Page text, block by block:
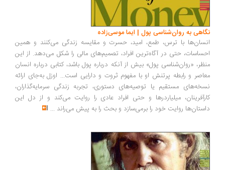
به روان‌شناسی پول | ایما موسی‌زاده
با ترس، طمع، امید، حسرت و مقایسه زندگی می‌کنند و همین
حتی در آگاه‌ترین افراد، تصمیم‌های مالی را شکل می‌دهد. از این
«روان‌شناسی پول» بیش از آنکه درباره پول باشد، کتابی درباره انسان
و رابطه پرتنش او با مفهوم ثروت و دارایی است... اوزل به‌جای ارائه
مستقیم یا توصیه‌های دستوری، تجربه زندگی سرمایه‌گذاران،
میلیاردرها و حتی افراد عادی را روایت می‌کند و از دل این
روایت خود را برمی‌سازد و بحث را به پیش می‌راند ...